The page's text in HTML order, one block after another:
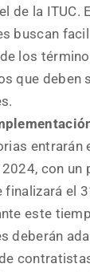
de la ITUC.
buscan
los
que deben
entrarán
con un
finalizará el
este
deberán